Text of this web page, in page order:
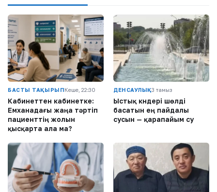
БАСТЫ ТАҚЫРЫПКеше, 22:30
Кабинеттен кабинетке:
Емханадағы жаңа тәртіп
пациенттің жолын
қысқарта ала ма?
ДЕНСАУЛЫҚ3 тамыз
Ыстық күндері шөлді
басатын ең пайдалы
сусын — қарапайым су